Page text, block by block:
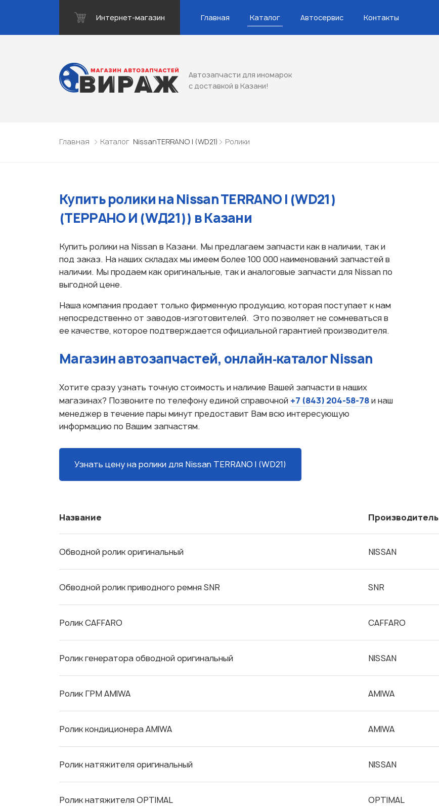
Интернет-магазин Главная Каталог Автосервис Контакты
Автозапчасти для иномарок
с доставкой в Казани!
Главная Каталог NissanTERRANO I (WD21) Ролики
Купить ролики на Nissan TERRANO I (WD21)
(ТЕРРАНО И (WД21)) в Казани
Купить ролики на Nissan в Казани. Мы предлагаем запчасти как в наличии, так и
под заказ. На наших складах мы имеем более 100 000 наименований запчастей в
наличии. Мы продаем как оригинальные, так и аналоговые запчасти для Nissan по
выгодной цене.
Наша компания продает только фирменную продукцию, которая поступает к нам
непосредственно от заводов-изготовителей. Это позволяет не сомневаться в
ее качестве, которое подтверждается официальной гарантией производителя.
Магазин автозапчастей, онлайн‑каталог Nissan
Хотите сразу узнать точную стоимость и наличие Вашей запчасти в наших
магазинах? Позвоните по телефону единой справочной +7 (843) 204-58-78 и наш
менеджер в течение пары минут предоставит Вам всю интересующую
информацию по Вашим запчастям.
Узнать цену на ролики для Nissan TERRANO I (WD21)
Название Производитель
Обводной ролик оригинальный NISSAN
Обводной ролик приводного ремня SNR SNR
Ролик CAFFARO CAFFARO
Ролик генератора обводной оригинальный NISSAN
Ролик ГРМ AMIWA AMIWA
Ролик кондиционера AMIWA AMIWA
Ролик натяжителя оригинальный NISSAN
Ролик натяжителя OPTIMAL OPTIMAL